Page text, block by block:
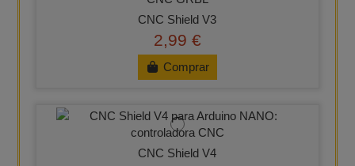
CNC Shield V3
2,99 €
Comprar
CNC Shield V4